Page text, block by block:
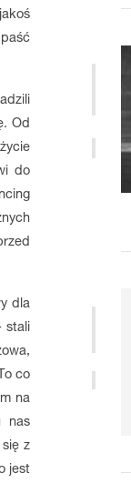
Od
do
dla
stali
co
na
nas
z
jest